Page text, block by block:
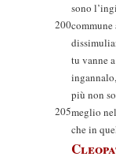
sono
200
tu vanne
più non
205meglio
che in